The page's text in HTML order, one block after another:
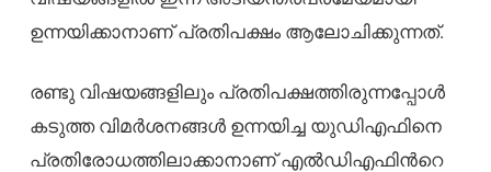
ഉന്നയിക്കാനാണ് പ്രതിപക്ഷം ആലോചിക്കുന്നത്.
രണ്ടു വിഷയങ്ങളിലും പ്രതിപക്ഷത്തിരുന്നപ്പോൾ
കടുത്ത വിമർശനങ്ങൾ ഉന്നയിച്ച യുഡിഎഫിനെ
പ്രതിരോധത്തിലാക്കാനാണ് എൽഡിഎഫിന്‍റെ